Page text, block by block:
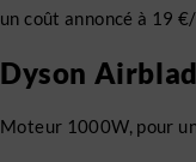
un coût annoncé à 19
Dyson
Moteur 1000W, pour